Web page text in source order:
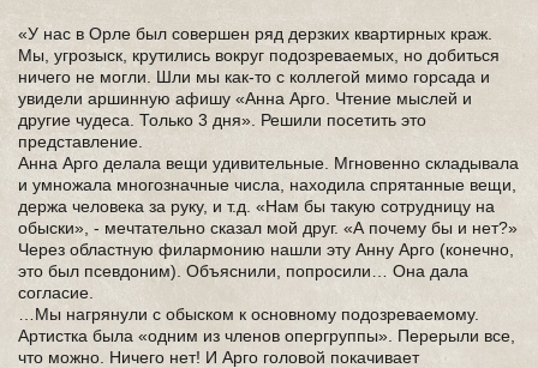
«У нас в Орле был совершен ряд дерзких квартирных краж.
Мы, угрозыск, крутились вокруг подозреваемых, но добиться
ничего не могли. Шли мы как-то с коллегой мимо горсада и
увидели аршинную афишу «Анна Арго. Чтение мыслей и
другие чудеса. Только 3 дня». Решили посетить это
представление.
Анна Арго делала вещи удивительные. Мгновенно складывала
и умножала многозначные числа, находила спрятанные вещи,
держа человека за руку, и т.д. «Нам бы такую сотрудницу на
обыски», - мечтательно сказал мой друг. «А почему бы и нет?»
Через областную филармонию нашли эту Анну Арго (конечно,
это был псевдоним). Объяснили, попросили… Она дала
согласие.
…Мы нагрянули с обыском к основному подозреваемому.
Артистка была «одним из членов опергруппы». Перерыли все,
что можно. Ничего нет! И Арго головой покачивает